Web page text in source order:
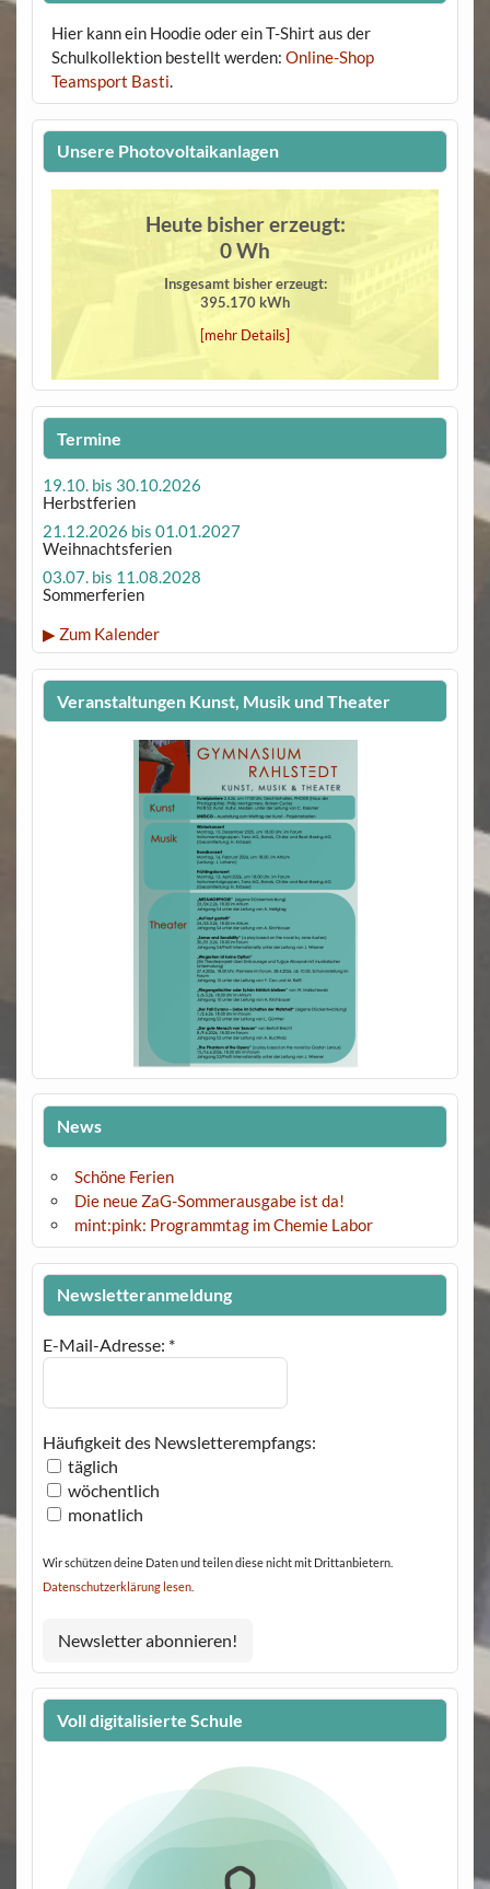
Hier kann ein Hoodie oder ein T-Shirt aus der
Schulkollektion bestellt werden: Online-Shop
Teamsport Basti.
Unsere Photovoltaikanlagen
Heute bisher erzeugt:
0 Wh
Insgesamt bisher erzeugt:
395.170 kWh
[mehr Details]
Termine
19.10. bis 30.10.2026
Herbstferien
21.12.2026 bis 01.01.2027
Weihnachtsferien
03.07. bis 11.08.2028
Sommerferien
▶ Zum Kalender
Veranstaltungen Kunst, Musik und Theater
News
Schöne Ferien
Die neue ZaG-Sommerausgabe ist da!
mint:pink: Programmtag im Chemie Labor
Newsletteranmeldung
E-Mail-Adresse: *
Häufigkeit des Newsletterempfangs:
täglich
wöchentlich
monatlich
Wir schützen deine Daten und teilen diese nicht mit Drittanbietern.
Datenschutzerklärung lesen.
Voll digitalisierte Schule